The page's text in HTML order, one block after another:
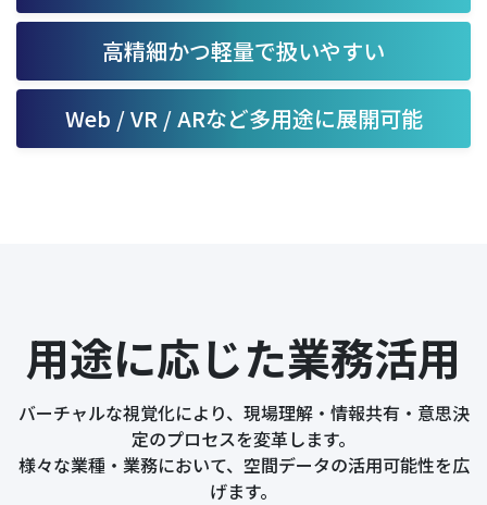
高精細かつ軽量で扱いやすい
Web / VR / ARなど多用途に展開可能
用途に応じた業務活用
バーチャルな視覚化により、現場理解・情報共有・意思決
定のプロセスを変革します。
様々な業種・業務において、空間データの活用可能性を広
げます。